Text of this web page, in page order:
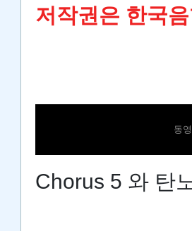
저작권은 한국
동
Chorus 5 와 탄